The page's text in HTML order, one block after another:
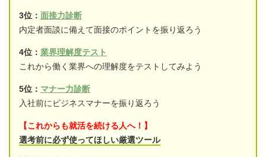
3位： 面接力診断
内定者面談に備えて面接のポイントを振り返ろう
4位： 業界理解度テスト
これから働く業界への理解度をテストしてみよう
5位： マナー力診断
入社前にビジネスマナーを振り返ろう
【これからも就活を続ける人へ！】
選考前に必ず使ってほしい厳選ツール